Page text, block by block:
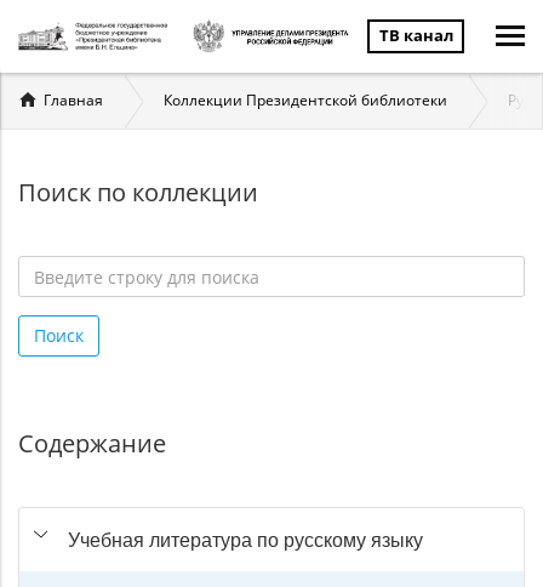
ТВ канал
Вы
здесь
Главная Коллекции Президентской библиотеки
Поиск по коллекции
строку
для
Поиск
Содержание
Учебная литература по русскому языку